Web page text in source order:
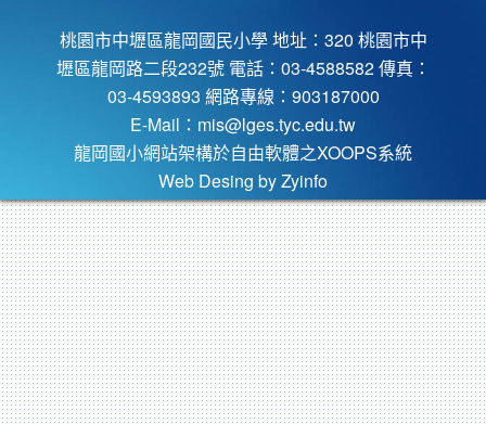
桃園市中壢區龍岡國民小學 地址：320 桃園市中
壢區龍岡路二段232號 電話：03-4588582 傳真：
03-4593893 網路專線：903187000
E-Mail： mis@lges.tyc.edu.tw
龍岡國小網站架構於自由軟體之XOOPS系統
Web Desing by Zyinfo